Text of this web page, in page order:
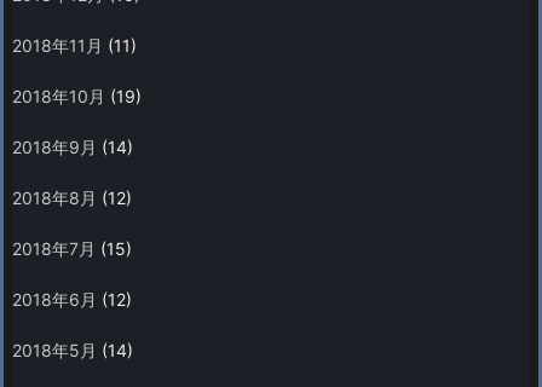
2018年11月 (11)
2018年10月 (19)
2018年9月 (14)
2018年8月 (12)
2018年7月 (15)
2018年6月 (12)
2018年5月 (14)